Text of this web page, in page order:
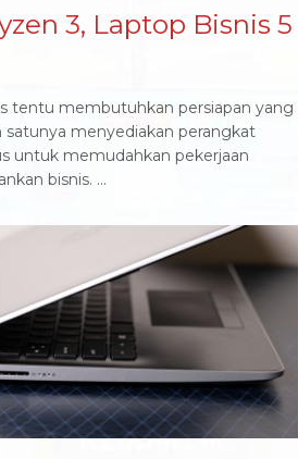
3, Laptop Bisnis 5
tentu membutuhkan persiapan yang
satunya menyediakan perangkat
untuk memudahkan pekerjaan
bisnis. ...